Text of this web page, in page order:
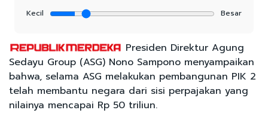
Kecil
Besar
Presiden Direktur Agung
Sedayu Group (ASG) Nono Sampono menyampaikan
bahwa, selama ASG melakukan pembangunan PIK 2
telah membantu negara dari sisi perpajakan yang
nilainya mencapai Rp 50 triliun.